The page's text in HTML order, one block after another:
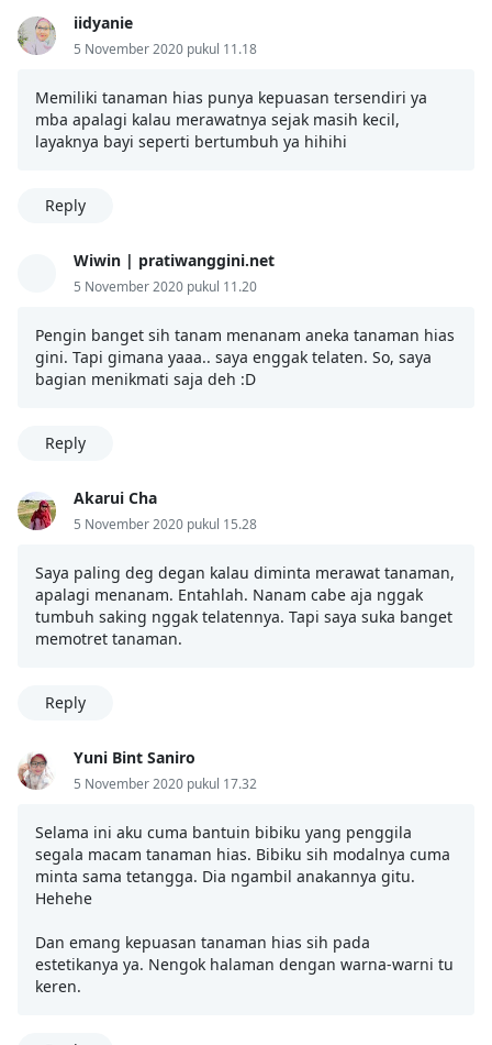
iidyanie
5 November 2020 pukul 11.18
Memiliki tanaman hias punya kepuasan tersendiri ya
mba apalagi kalau merawatnya sejak masih kecil,
layaknya bayi seperti bertumbuh ya hihihi
Reply
Wiwin | pratiwanggini.net
5 November 2020 pukul 11.20
Pengin banget sih tanam menanam aneka tanaman hias
gini. Tapi gimana yaaa.. saya enggak telaten. So, saya
bagian menikmati saja deh :D
Reply
Akarui Cha
5 November 2020 pukul 15.28
Saya paling deg degan kalau diminta merawat tanaman,
apalagi menanam. Entahlah. Nanam cabe aja nggak
tumbuh saking nggak telatennya. Tapi saya suka banget
memotret tanaman.
Reply
Yuni Bint Saniro
5 November 2020 pukul 17.32
Selama ini aku cuma bantuin bibiku yang penggila
segala macam tanaman hias. Bibiku sih modalnya cuma
minta sama tetangga. Dia ngambil anakannya gitu.
Hehehe
Dan emang kepuasan tanaman hias sih pada
estetikanya ya. Nengok halaman dengan warna-warni tu
keren.